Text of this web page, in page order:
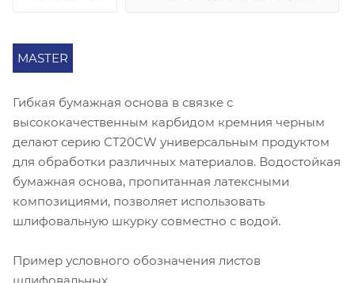
MASTER
Гибкая бумажная основа в связке с
высококачественным карбидом кремния черным
делают серию СT20CW универсальным продуктом
для обработки различных материалов. Водостойкая
бумажная основа, пропитанная латексными
композициями, позволяет использовать
шлифовальную шкурку совместно с водой.
Пример условного обозначения листов